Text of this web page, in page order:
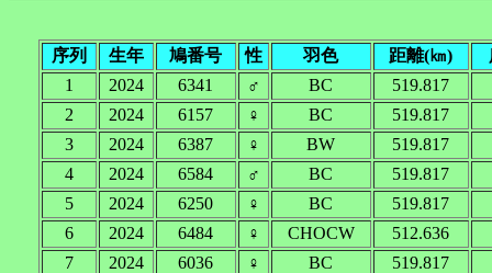
序列 生年 鳩番号 性 羽色 距離(㎞)
1
2024 6341 ♂ BC
519.817
2
2024 6157 ♀ BC
519.817
3
2024 6387 ♀ BW
519.817
4
2024 6584 ♂ BC
519.817
5
2024 6250 ♀ BC
519.817
6
2024 6484 ♀ CHOCW
512.636
7
2024 6036 ♀ BC
519.817